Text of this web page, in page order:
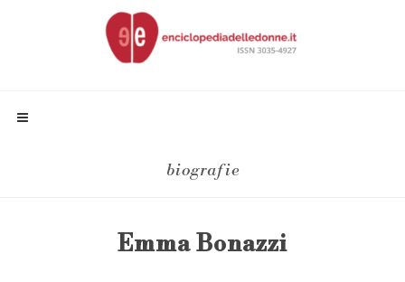
biografie
Emma Bonazzi